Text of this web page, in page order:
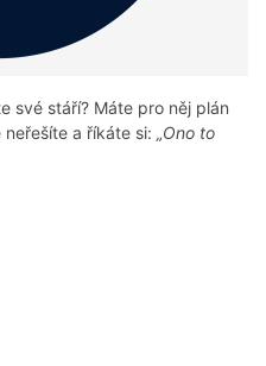
své stáří? Máte pro něj plán
a říkáte si: „Ono to